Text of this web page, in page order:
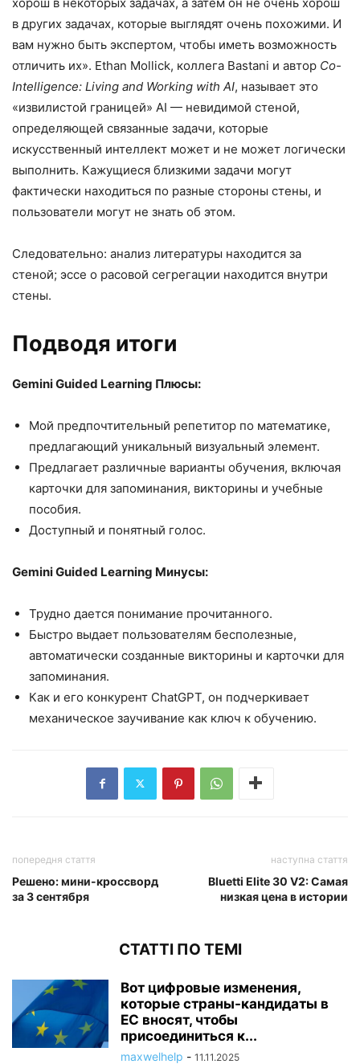
в других задачах, которые выглядят очень похожими. И
вам нужно быть экспертом, чтобы иметь возможность
отличить их». Ethan Mollick, коллега Bastani и автор Co-
Intelligence: Living and Working with AI, называет это
«извилистой границей» AI — невидимой стеной,
определяющей связанные задачи, которые
искусственный интеллект может и не может логически
выполнить. Кажущиеся близкими задачи могут
фактически находиться по разные стороны стены, и
пользователи могут не знать об этом.
Следовательно: анализ литературы находится за
стеной; эссе о расовой сегрегации находится внутри
стены.
Подводя итоги
Gemini Guided Learning Плюсы:
Мой предпочтительный репетитор по математике,
предлагающий уникальный визуальный элемент.
Предлагает различные варианты обучения, включая
карточки для запоминания, викторины и учебные
пособия.
Доступный и понятный голос.
Gemini Guided Learning Минусы:
Трудно дается понимание прочитанного.
Быстро выдает пользователям бесполезные,
автоматически созданные викторины и карточки для
запоминания.
Как и его конкурент ChatGPT, он подчеркивает
механическое заучивание как ключ к обучению.
попередня стаття
Решено: мини-кроссворд
за 3 сентября
наступна стаття
Bluetti Elite 30 V2: Самая
низкая цена в истории
СТАТТІ ПО ТЕМІ
Вот цифровые изменения,
которые страны-кандидаты в
ЕС вносят, чтобы
присоединиться к...
maxwelhelp - 11.11.2025